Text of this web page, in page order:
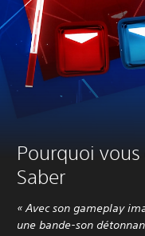
Pourquoi
Saber
« Avec son gameplay
une bande-son